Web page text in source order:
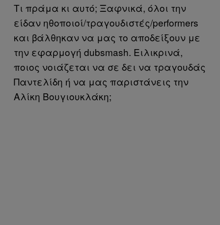
Τι πράμα κι αυτό; Ξαφνικά, όλοι την
είδαν ηθοποιοί/τραγουδιστές/performers
και βάλθηκαν να μας το αποδείξουν με
την εφαρμογή dubsmash. Ειλικρινά,
ποιος νοιάζεται να σε δει να τραγουδάς
Παντελίδη ή να μας παριστάνεις την
Αλίκη Βουγιουκλάκη;